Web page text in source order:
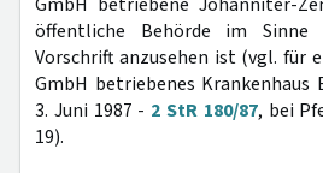
öffentliche Behörde im Sinne
Vorschrift anzusehen ist (vgl. für
GmbH betriebenes Krankenhaus
3. Juni 1987 - 2 StR 180/87, bei
19).